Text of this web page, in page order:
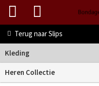
Terug naarSlips
Kleding
Heren Collectie